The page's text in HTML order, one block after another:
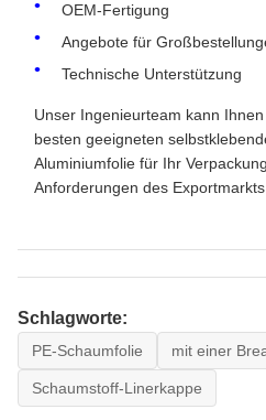
OEM-Fertigung
Angebote für
Technische Unterstützung
Unser Ingenieurteam kann
besten geeigneten
Aluminiumfolie für Ihr
Anforderungen des
Schlagworte:
PE-Schaumfolie mit einer
Schaumstoff-Linerkappe